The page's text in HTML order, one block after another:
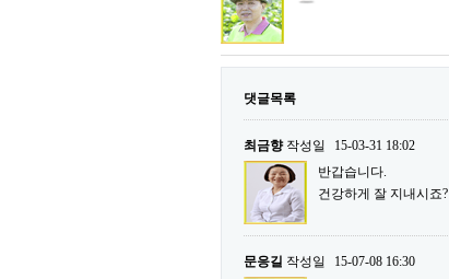
댓글목록
최금향작성일
15-03-31 18:02
반갑습니다.
건강하게 잘 지내시죠?
문응길 작성일
15-07-08 16:30